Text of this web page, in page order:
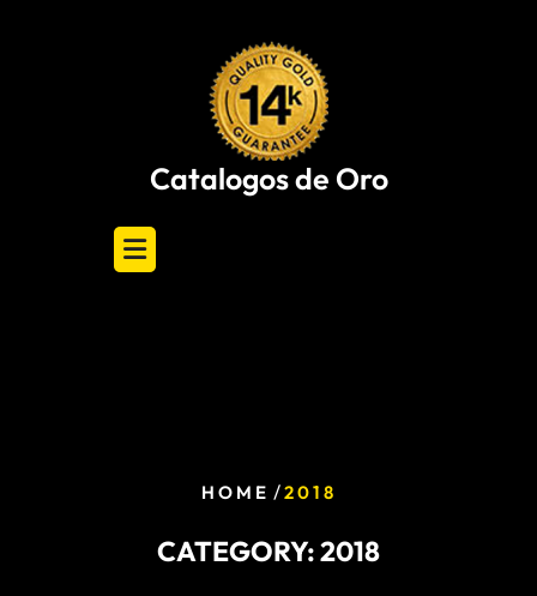
Catalogos de Oro
HOME /2018
CATEGORY:2018